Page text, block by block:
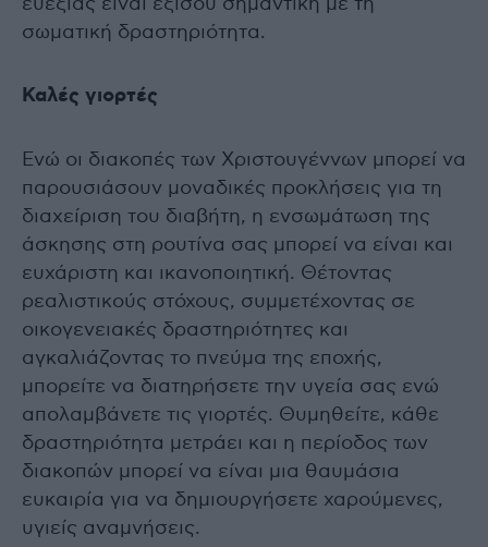
σωματική δραστηριότητα.
Καλές γιορτές
Ενώ οι διακοπές των Χριστουγέννων μπορεί να
παρουσιάσουν μοναδικές προκλήσεις για τη
διαχείριση του διαβήτη, η ενσωμάτωση της
άσκησης στη ρουτίνα σας μπορεί να είναι και
ευχάριστη και ικανοποιητική. Θέτοντας
ρεαλιστικούς στόχους, συμμετέχοντας σε
οικογενειακές δραστηριότητες και
αγκαλιάζοντας το πνεύμα της εποχής,
μπορείτε να διατηρήσετε την υγεία σας ενώ
απολαμβάνετε τις γιορτές. Θυμηθείτε, κάθε
δραστηριότητα μετράει και η περίοδος των
διακοπών μπορεί να είναι μια θαυμάσια
ευκαιρία για να δημιουργήσετε χαρούμενες,
υγιείς αναμνήσεις.